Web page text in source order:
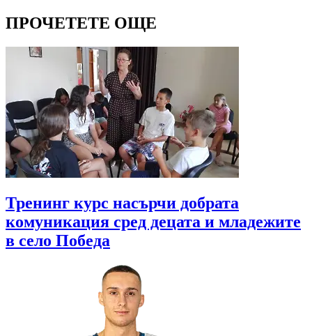
ПРОЧЕТЕТЕ ОЩЕ
Тренинг курс насърчи добрата
комуникация сред децата и младежите
в село Победа